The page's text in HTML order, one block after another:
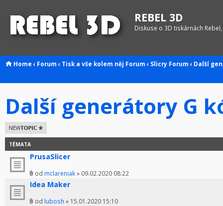
REBEL 3D
Diskuse o 3D tiskárnách
Home ‹ Forum ‹ Tisk a vše kolem něj Forum ‹ Slicry Forum ‹ Další
Další generátory G
Odeslat nové
téma
TÉMATA
PrusaSlicer
od mclareniak» 09.02.2020 08:22
Idea Maker
od lubosh » 15.01.2020 15:10